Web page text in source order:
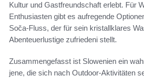
Kultur und Gastfreundschaft erlebt. Für
Enthusiasten gibt es aufregende
Soča-Fluss, der für sein kristallklares
Abenteuerlustige zufriedeni stellt.
Zusammengefasst ist Slowenien ein
jene, die sich nach Outdoor-Aktivitäten